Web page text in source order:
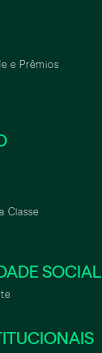
e Prêmios
Classe
SOCIAL